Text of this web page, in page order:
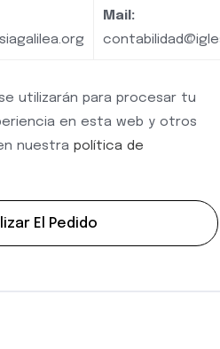
Mail:
utilizarán para procesar tu
en esta web y otros
nuestra política de
El Pedido